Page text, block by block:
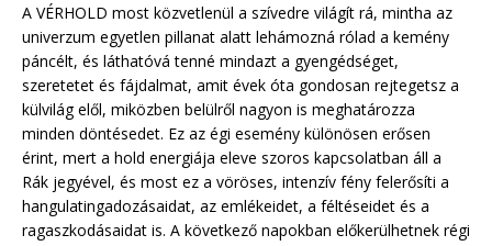
A VÉRHOLD most közvetlenül a szívedre világít rá, mintha az
univerzum egyetlen pillanat alatt lehámozná rólad a kemény
páncélt, és láthatóvá tenné mindazt a gyengédséget,
szeretetet és fájdalmat, amit évek óta gondosan rejtegetsz a
külvilág elől, miközben belülről nagyon is meghatározza
minden döntésedet. Ez az égi esemény különösen erősen
érint, mert a hold energiája eleve szoros kapcsolatban áll a
Rák jegyével, és most ez a vöröses, intenzív fény felerősíti a
hangulatingadozásaidat, az emlékeidet, a féltéseidet és a
ragaszkodásaidat is. A következő napokban előkerülhetnek régi